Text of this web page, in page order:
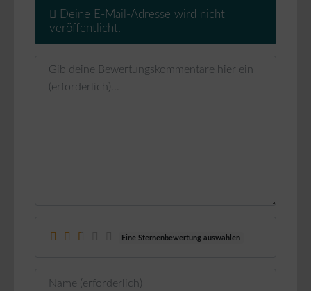
Deine E-Mail-Adresse wird nicht
veröffentlicht.
Eine Sternenbewertung auswählen